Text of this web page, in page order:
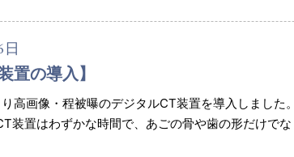
置の導入】
高画像・程被曝のデジタルCT装置を導入しました
装置はわずかな時間で、あごの骨や歯の形だけで